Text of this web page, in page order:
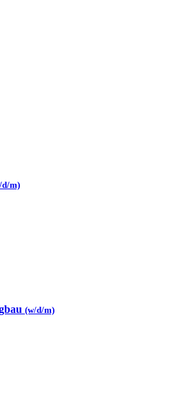
d/m)
(w/d/m)